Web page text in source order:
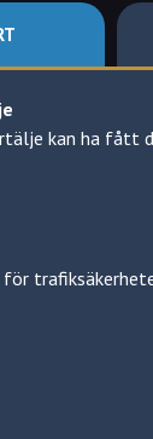
eller
indraget körkort.
juridiska
kan ha